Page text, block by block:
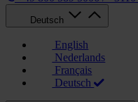
Deutsch
English
Nederlands
Français
Deutsch